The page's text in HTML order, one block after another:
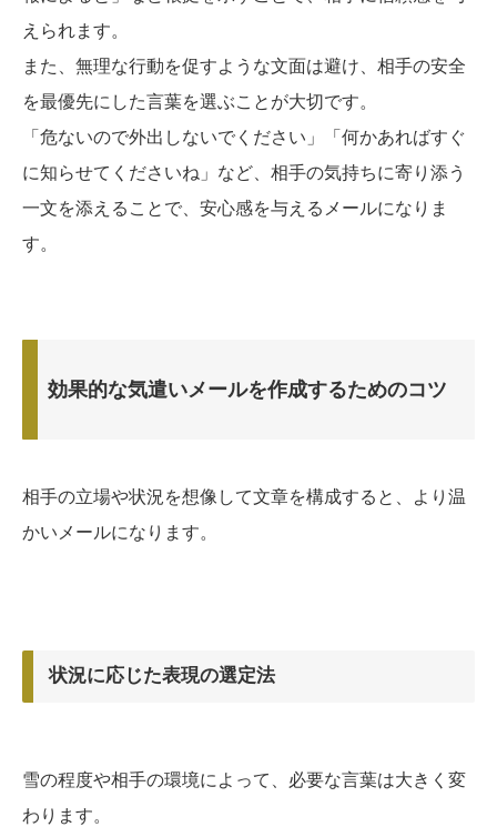
えられます。
また、無理な行動を促すような文面は避け、相手の安全
を最優先にした言葉を選ぶことが大切です。
「危ないので外出しないでください」「何かあればすぐ
に知らせてくださいね」など、相手の気持ちに寄り添う
一文を添えることで、安心感を与えるメールになりま
す。
効果的な気遣いメールを作成するためのコツ
相手の立場や状況を想像して文章を構成すると、より温
かいメールになります。
状況に応じた表現の選定法
雪の程度や相手の環境によって、必要な言葉は大きく変
わります。